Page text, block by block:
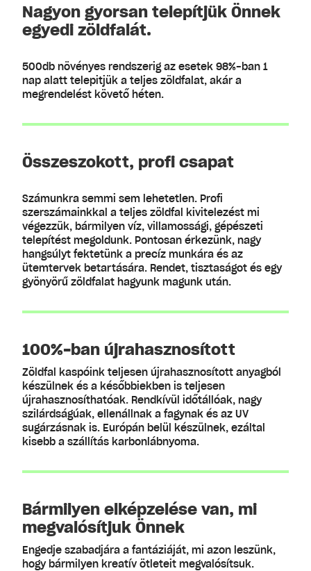
Nagyon gyorsan telepítjük Önnek
egyedi zöldfalát.
500db növényes rendszerig az esetek 98%-ban 1
nap alatt telepitjük a teljes zöldfalat, akár a
megrendelést követő héten.
Összeszokott, profi csapat
Számunkra semmi sem lehetetlen. Profi
szerszámainkkal a teljes zöldfal kivitelezést mi
végezzük, bármilyen víz, villamossági, gépészeti
telepítést megoldunk. Pontosan érkezünk, nagy
hangsúlyt fektetünk a precíz munkára és az
ütemtervek betartására. Rendet, tisztaságot és egy
gyönyörű zöldfalat hagyunk magunk után.
100%-ban újrahasznosított
Zöldfal kaspóink teljesen újrahasznosított anyagból
készülnek és a későbbiekben is teljesen
újrahasznosíthatóak. Rendkívül időtállóak, nagy
szilárdságúak, ellenállnak a fagynak és az UV
sugárzásnak is. Európán belül készülnek, ezáltal
kisebb a szállítás karbonlábnyoma.
Bármilyen elképzelése van, mi
megvalósítjuk Önnek
Engedje szabadjára a fantáziáját, mi azon leszünk,
hogy bármilyen kreatív ötleteit megvalósítsuk.